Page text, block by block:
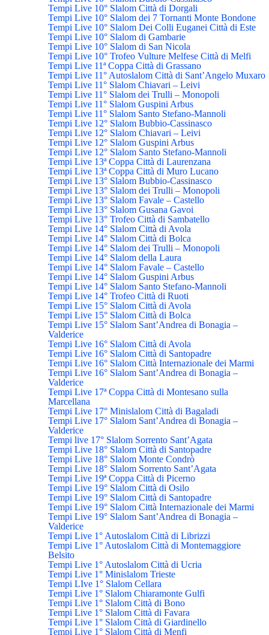
Tempi Live 10° Slalom Città di Dorgali
Tempi Live 10° Slalom dei 7 Tornanti Monte Bondone
Tempi Live 10° Slalom Dei Colli Euganei Città di Este
Tempi Live 10° Slalom di Gambarie
Tempi Live 10° Slalom di San Nicola
Tempi Live 10° Trofeo Vulture Melfese Città di Melfi
Tempi Live 11ª Coppa Città di Grassano
Tempi Live 11° Autoslalom Città di Sant’Angelo Muxaro
Tempi Live 11° Slalom Chiavari – Leivi
Tempi Live 11° Slalom dei Trulli – Monopoli
Tempi Live 11° Slalom Guspini Arbus
Tempi Live 11° Slalom Santo Stefano-Mannoli
Tempi Live 12° Slalom Bubbio-Cassinasco
Tempi Live 12° Slalom Chiavari – Leivi
Tempi Live 12° Slalom Guspini Arbus
Tempi Live 12° Slalom Santo Stefano-Mannoli
Tempi Live 13ª Coppa Città di Laurenzana
Tempi Live 13ª Coppa Città di Muro Lucano
Tempi Live 13° Slalom Bubbio-Cassinasco
Tempi Live 13° Slalom dei Trulli – Monopoli
Tempi Live 13° Slalom Favale – Castello
Tempi Live 13° Slalom Gusana Gavoi
Tempi Live 13° Trofeo Città di Sambatello
Tempi Live 14° Slalom Città di Avola
Tempi Live 14° Slalom Città di Bolca
Tempi Live 14° Slalom dei Trulli – Monopoli
Tempi Live 14° Slalom della Laura
Tempi Live 14° Slalom Favale – Castello
Tempi Live 14° Slalom Guspini Arbus
Tempi Live 14° Slalom Santo Stefano-Mannoli
Tempi Live 14° Trofeo Città di Ruoti
Tempi Live 15° Slalom Città di Avola
Tempi Live 15° Slalom Città di Bolca
Tempi Live 15° Slalom Sant’Andrea di Bonagia –
Valderice
Tempi Live 16° Slalom Città di Avola
Tempi Live 16° Slalom Città di Santopadre
Tempi Live 16° Slalom Città Internazionale dei Marmi
Tempi Live 16° Slalom Sant’Andrea di Bonagia –
Valderice
Tempi Live 17ª Coppa Città di Montesano sulla
Marcellana
Tempi Live 17° Minislalom Città di Bagaladi
Tempi Live 17° Slalom Sant’Andrea di Bonagia –
Valderice
Tempi live 17° Slalom Sorrento Sant’Agata
Tempi Live 18° Slalom Città di Santopadre
Tempi Live 18° Slalom Monte Condrò
Tempi Live 18° Slalom Sorrento Sant’Agata
Tempi Live 19ª Coppa Città di Picerno
Tempi Live 19° Slalom Città di Osilo
Tempi Live 19° Slalom Città di Santopadre
Tempi Live 19° Slalom Città Internazionale dei Marmi
Tempi Live 19° Slalom Sant’Andrea di Bonagia –
Valderice
Tempi Live 1° Autoslalom Città di Librizzi
Tempi Live 1° Autoslalom Città di Montemaggiore
Belsito
Tempi Live 1° Autoslalom Città di Ucria
Tempi Live 1° Minislalom Trieste
Tempi LIve 1° Slalom Cellara
Tempi Live 1° Slalom Chiaramonte Gulfi
Tempi Live 1° Slalom Città di Bono
Tempi Live 1° Slalom Città di Favara
Tempi Live 1° Slalom Città di Giardinello
Tempi Live 1° Slalom Città di Menfi